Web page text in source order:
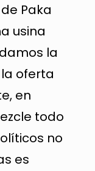
Paka
usina
la
oferta
en
todo
no
es